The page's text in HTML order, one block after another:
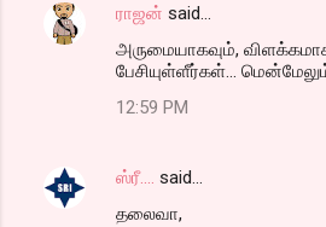
ராஜன் said…
அருமையாகவும்,
பேசியுள்ளீர்கள்...
12:59 PM
ஸ்ரீ....
said…
தலைவா,